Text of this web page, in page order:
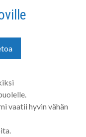
vaatii hyvin vähän